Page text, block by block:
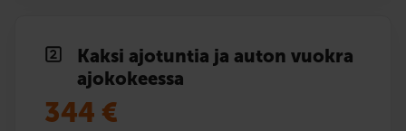
Kaksi ajotuntia ja auton vuokra
ajokokeessa
344 €